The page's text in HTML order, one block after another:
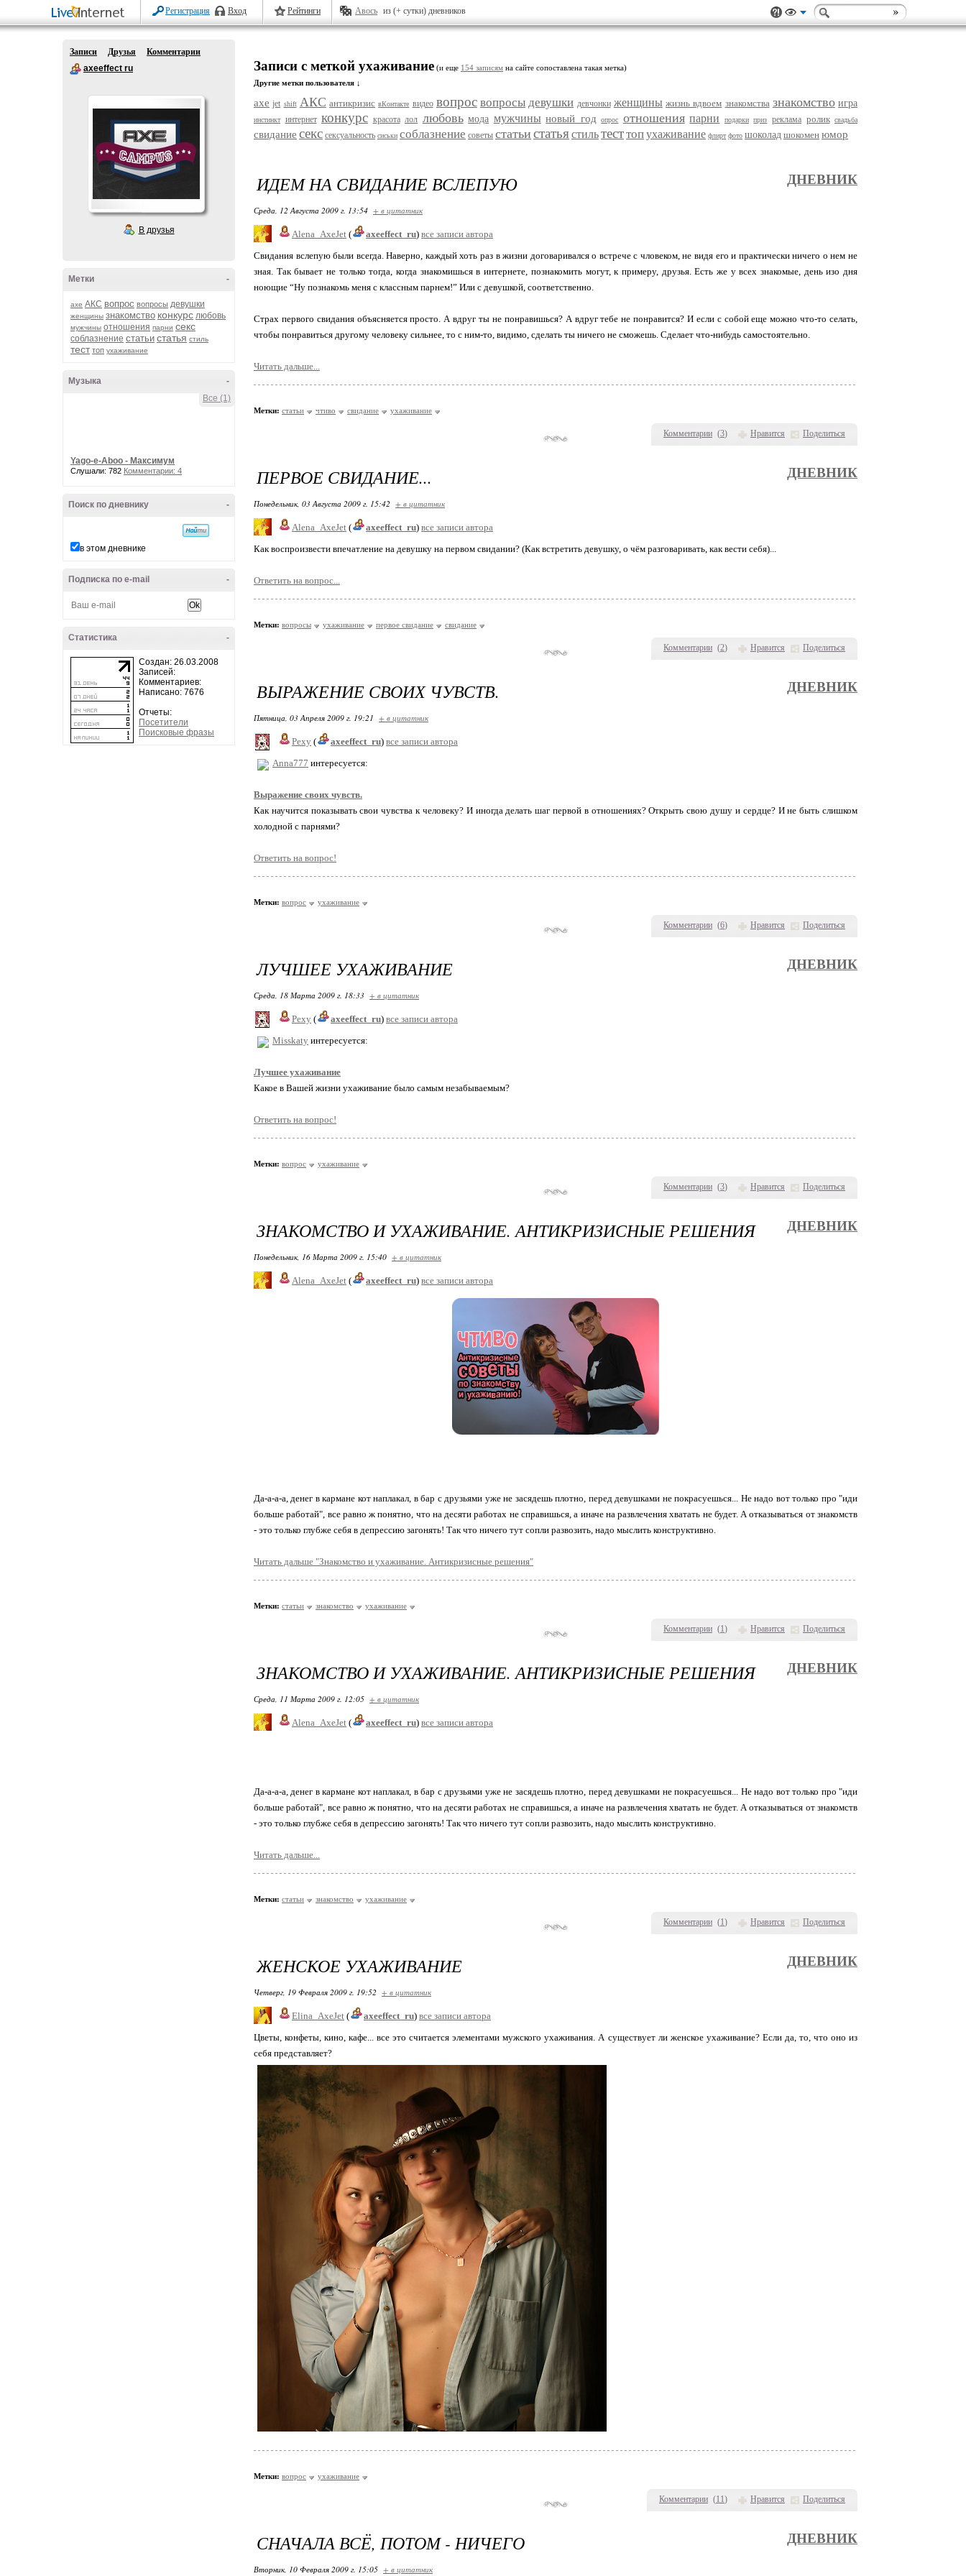
Регистрация Вход Рейтинги Авось из (+ сутки) дневников
Записи Друзья
Комментарии
axeeffect ru
В друзья
-
Метки
axe АКС вопрос вопросы девушки
женщины знакомство конкурс любовь
мужчины отношения парни секс
соблазнение статьи статья стиль
тест топ ухаживание
-
Музыка
Все (1)
Yago-e-Aboo - Максимум
Слушали: 782 Комментарии: 4
-
Поиск по дневнику
в этом дневнике
-
Подписка по e-mail
-
Статистика
Создан: 26.03.2008
Записей:
Комментариев:
Написано: 7676
Отчеты:
Посетители
Поисковые фразы
Записи с меткой ухаживание (и еще 154 записям на сайте сопоставлена такая метка)
Другие метки пользователя ↓
axe jet shift АКС антикризис вКонтакте видео вопрос вопросы девушки девчонки женщины жизнь вдвоем знакомства знакомство игра
инстинкт интернет конкурс красота лол любовь мода мужчины новый год опрос отношения парни подарки приз реклама ролик свадьба
свидание секс сексуальность сиськи соблазнение советы статьи статьястильтесттопухаживание флирт фото шоколад шокомен юмор
Комментарии (3) Нравится Поделиться
ИДЕМ НА СВИДАНИЕ ВСЛЕПУЮ ДНЕВНИК
Среда, 12 Августа 2009 г. 13:54 + в цитатник
Alena_AxeJet ( axeeffect_ru) все записи автора
Свидания вслепую были всегда. Наверно, каждый хоть раз в жизни договаривался о встрече с чловеком, не видя его и практически ничего о нем не
зная. Так бывает не только тогда, когда знакомишься в интернете, познакомить могут, к примеру, друзья. Есть же у всех знакомые, день изо дня
ноющие “Ну познакомь меня с классным парнем!” Или с девушкой, соответственно.
Страх первого свидания объясняется просто. А вдруг ты не понравишься? А вдруг тебе не понравится? И если с собой еще можно что-то селать,
чтобы понравиться другому человеку сильнее, то с ним-то, видимо, сделать ты ничего не сможешь. Сделает что-нибудь самостоятельно.
Читать дальше...
Метки: статьи чтиво свидание ухаживание
Комментарии (2) Нравится Поделиться
ПЕРВОЕ СВИДАНИЕ... ДНЕВНИК
Понедельник, 03 Августа 2009 г. 15:42 + в цитатник
Alena_AxeJet ( axeeffect_ru) все записи автора
Как воспроизвести впечатление на девушку на первом свидании? (Как встретить девушку, о чём разговаривать, как вести себя)...
Ответить на вопрос...
Метки: вопросы ухаживание первое свидание свидание
Комментарии (6) Нравится Поделиться
ВЫРАЖЕНИЕ СВОИХ ЧУВСТВ. ДНЕВНИК
Пятница, 03 Апреля 2009 г. 19:21 + в цитатник
Pexy ( axeeffect_ru) все записи автора
Anna777 интересуется:
Выражение своих чувств.
Как научится показывать свои чувства к человеку? И иногда делать шаг первой в отношениях? Открыть свою душу и сердце? И не быть слишком
холодной с парнями?
Ответить на вопрос!
Метки: вопрос ухаживание
Комментарии (3) Нравится Поделиться
ЛУЧШЕЕ УХАЖИВАНИЕ ДНЕВНИК
Среда, 18 Марта 2009 г. 18:33 + в цитатник
Pexy ( axeeffect_ru) все записи автора
Misskaty интересуется:
Лучшее ухаживание
Какое в Вашей жизни ухаживание было самым незабываемым?
Ответить на вопрос!
Метки: вопрос ухаживание
Комментарии (1) Нравится Поделиться
ЗНАКОМСТВО И УХАЖИВАНИЕ. АНТИКРИЗИСНЫЕ РЕШЕНИЯ ДНЕВНИК
Понедельник, 16 Марта 2009 г. 15:40 + в цитатник
Alena_AxeJet ( axeeffect_ru) все записи автора
Да-а-а-а, денег в кармане кот наплакал, в бар с друзьями уже не засядешь плотно, перед девушками не покрасуешься... Не надо вот только про "иди
больше работай", все равно ж понятно, что на десяти работах не справишься, а иначе на развлечения хватать не будет. А отказываться от знакомств
- это только глубже себя в депрессию загонять! Так что ничего тут сопли развозить, надо мыслить конструктивно.
Читать дальше "Знакомство и ухаживание. Антикризисные решения"
Метки: статьи знакомство ухаживание
Комментарии (1) Нравится Поделиться
ЗНАКОМСТВО И УХАЖИВАНИЕ. АНТИКРИЗИСНЫЕ РЕШЕНИЯ ДНЕВНИК
Среда, 11 Марта 2009 г. 12:05 + в цитатник
Alena_AxeJet ( axeeffect_ru) все записи автора
Да-а-а-а, денег в кармане кот наплакал, в бар с друзьями уже не засядешь плотно, перед девушками не покрасуешься... Не надо вот только про "иди
больше работай", все равно ж понятно, что на десяти работах не справишься, а иначе на развлечения хватать не будет. А отказываться от знакомств
- это только глубже себя в депрессию загонять! Так что ничего тут сопли развозить, надо мыслить конструктивно.
Читать дальше...
Метки: статьи знакомство ухаживание
Комментарии (11) Нравится Поделиться
ЖЕНСКОЕ УХАЖИВАНИЕ ДНЕВНИК
Четверг, 19 Февраля 2009 г. 19:52 + в цитатник
Elina_AxeJet ( axeeffect_ru) все записи автора
Цветы, конфеты, кино, кафе... все это считается элементами мужского ухаживания. А существует ли женское ухаживание? Если да, то, что оно из
себя представляет?
Метки: вопрос ухаживание
СНАЧАЛА ВСЁ, ПОТОМ - НИЧЕГО ДНЕВНИК
Вторник, 10 Февраля 2009 г. 15:05 + в цитатник